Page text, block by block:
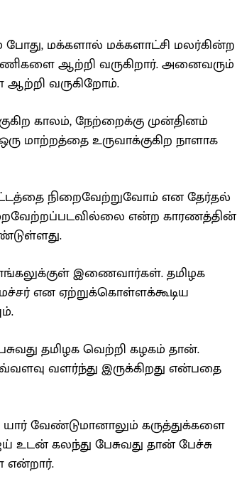
போது, மக்களால் மக்களாட்சி மலர்கின்ற
ஆற்றி வருகிறார். அனைவரும்
வருகிறோம்.
காலம், நேற்றைக்கு முன்தினம்
மாற்றத்தை உருவாக்குகிற நாளாக
நிறைவேற்றுவோம் என தேர்தல்
என்ற காரணத்தின்
இணைவார்கள். தமிழக
என ஏற்றுக்கொள்ளக்கூடிய
தமிழக வெற்றி கழகம் தான்.
வளர்ந்து இருக்கிறது என்பதை
யார் வேண்டுமானாலும் கருத்துக்களை
உடன் கலந்து பேசுவது தான் பேச்சு
என்றார்.